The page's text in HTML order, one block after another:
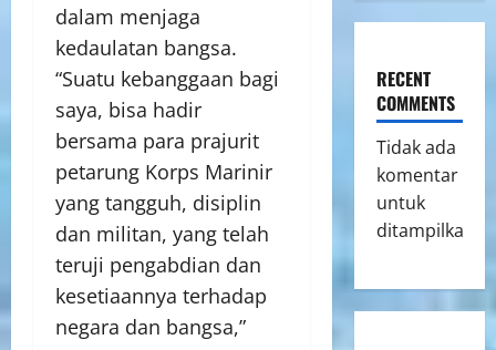
dalam menjaga
kedaulatan bangsa.
“Suatu kebanggaan bagi
saya, bisa hadir
bersama para prajurit
petarung Korps Marinir
yang tangguh, disiplin
dan militan, yang telah
teruji pengabdian dan
kesetiaannya terhadap
negara dan bangsa,”
RECENT
COMMENTS
Tidak ada
komentar
untuk
ditampilkan.